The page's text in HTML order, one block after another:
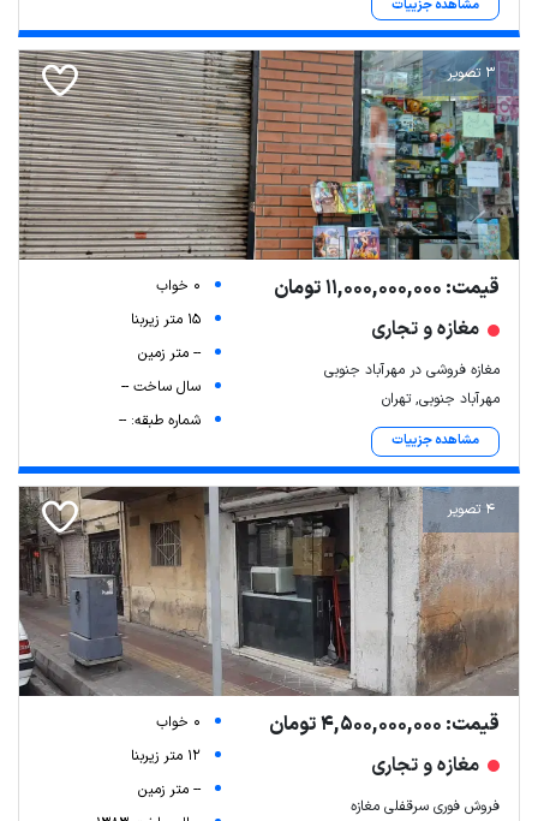
مشاهده جزییات
3 تصویر
قیمت: 11,000,000,000 تومان
مغازه و تجاری
مغازه فروشی در مهرآباد جنوبی
مهرآباد جنوبی, تهران
مشاهده جزییات
0 خواب
15 متر زیربنا
-- متر زمین
سال ساخت --
شماره طبقه: --
4 تصویر
قیمت: 4,500,000,000 تومان
مغازه و تجاری
فروش فوری سرقفلی مغازه
0 خواب
12 متر زیربنا
-- متر زمین